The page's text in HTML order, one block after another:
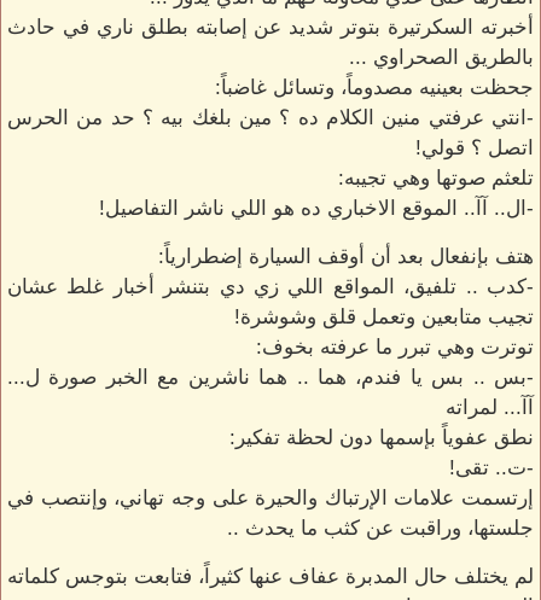
أخبرته السكرتيرة بتوتر شديد عن إصابته بطلق ناري في حادث
بالطريق الصحراوي ...
جحظت بعينيه مصدوماً، وتسائل غاضباً:
-انتي عرفتي منين الكلام ده ؟ مين بلغك بيه ؟ حد من الحرس
اتصل ؟ قولي!
تلعثم صوتها وهي تجيبه:
-ال.. آآ.. الموقع الاخباري ده هو اللي ناشر التفاصيل!
هتف بإنفعال بعد أن أوقف السيارة إضطرارياً:
-كدب .. تلفيق، المواقع اللي زي دي بتنشر أخبار غلط عشان
تجيب متابعين وتعمل قلق وشوشرة!
توترت وهي تبرر ما عرفته بخوف:
-بس .. بس يا فندم، هما .. هما ناشرين مع الخبر صورة ل...
آآ... لمراته
نطق عفوياً بإسمها دون لحظة تفكير:
-ت.. تقى!
إرتسمت علامات الإرتباك والحيرة على وجه تهاني، وإنتصب في
جلستها، وراقبت عن كثب ما يحدث ..
لم يختلف حال المدبرة عفاف عنها كثيراً، فتابعت بتوجس كلماته